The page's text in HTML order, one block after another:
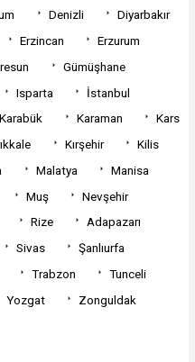
Denizli
Diyarbakır
Erzincan
Erzurum
Gümüşhane
Isparta
İstanbul
Karabük Karaman
Kars
Kırşehir
Kilis
Malatya
Manisa
Muş
Nevşehir
Rize
Adapazarı
Sivas
Şanlıurfa
Trabzon
Tunceli
Yozgat
Zonguldak